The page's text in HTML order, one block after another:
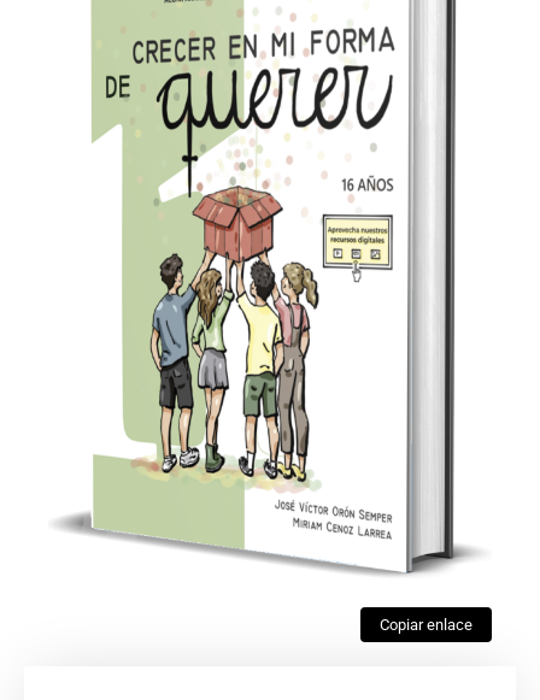
Copiar enlace